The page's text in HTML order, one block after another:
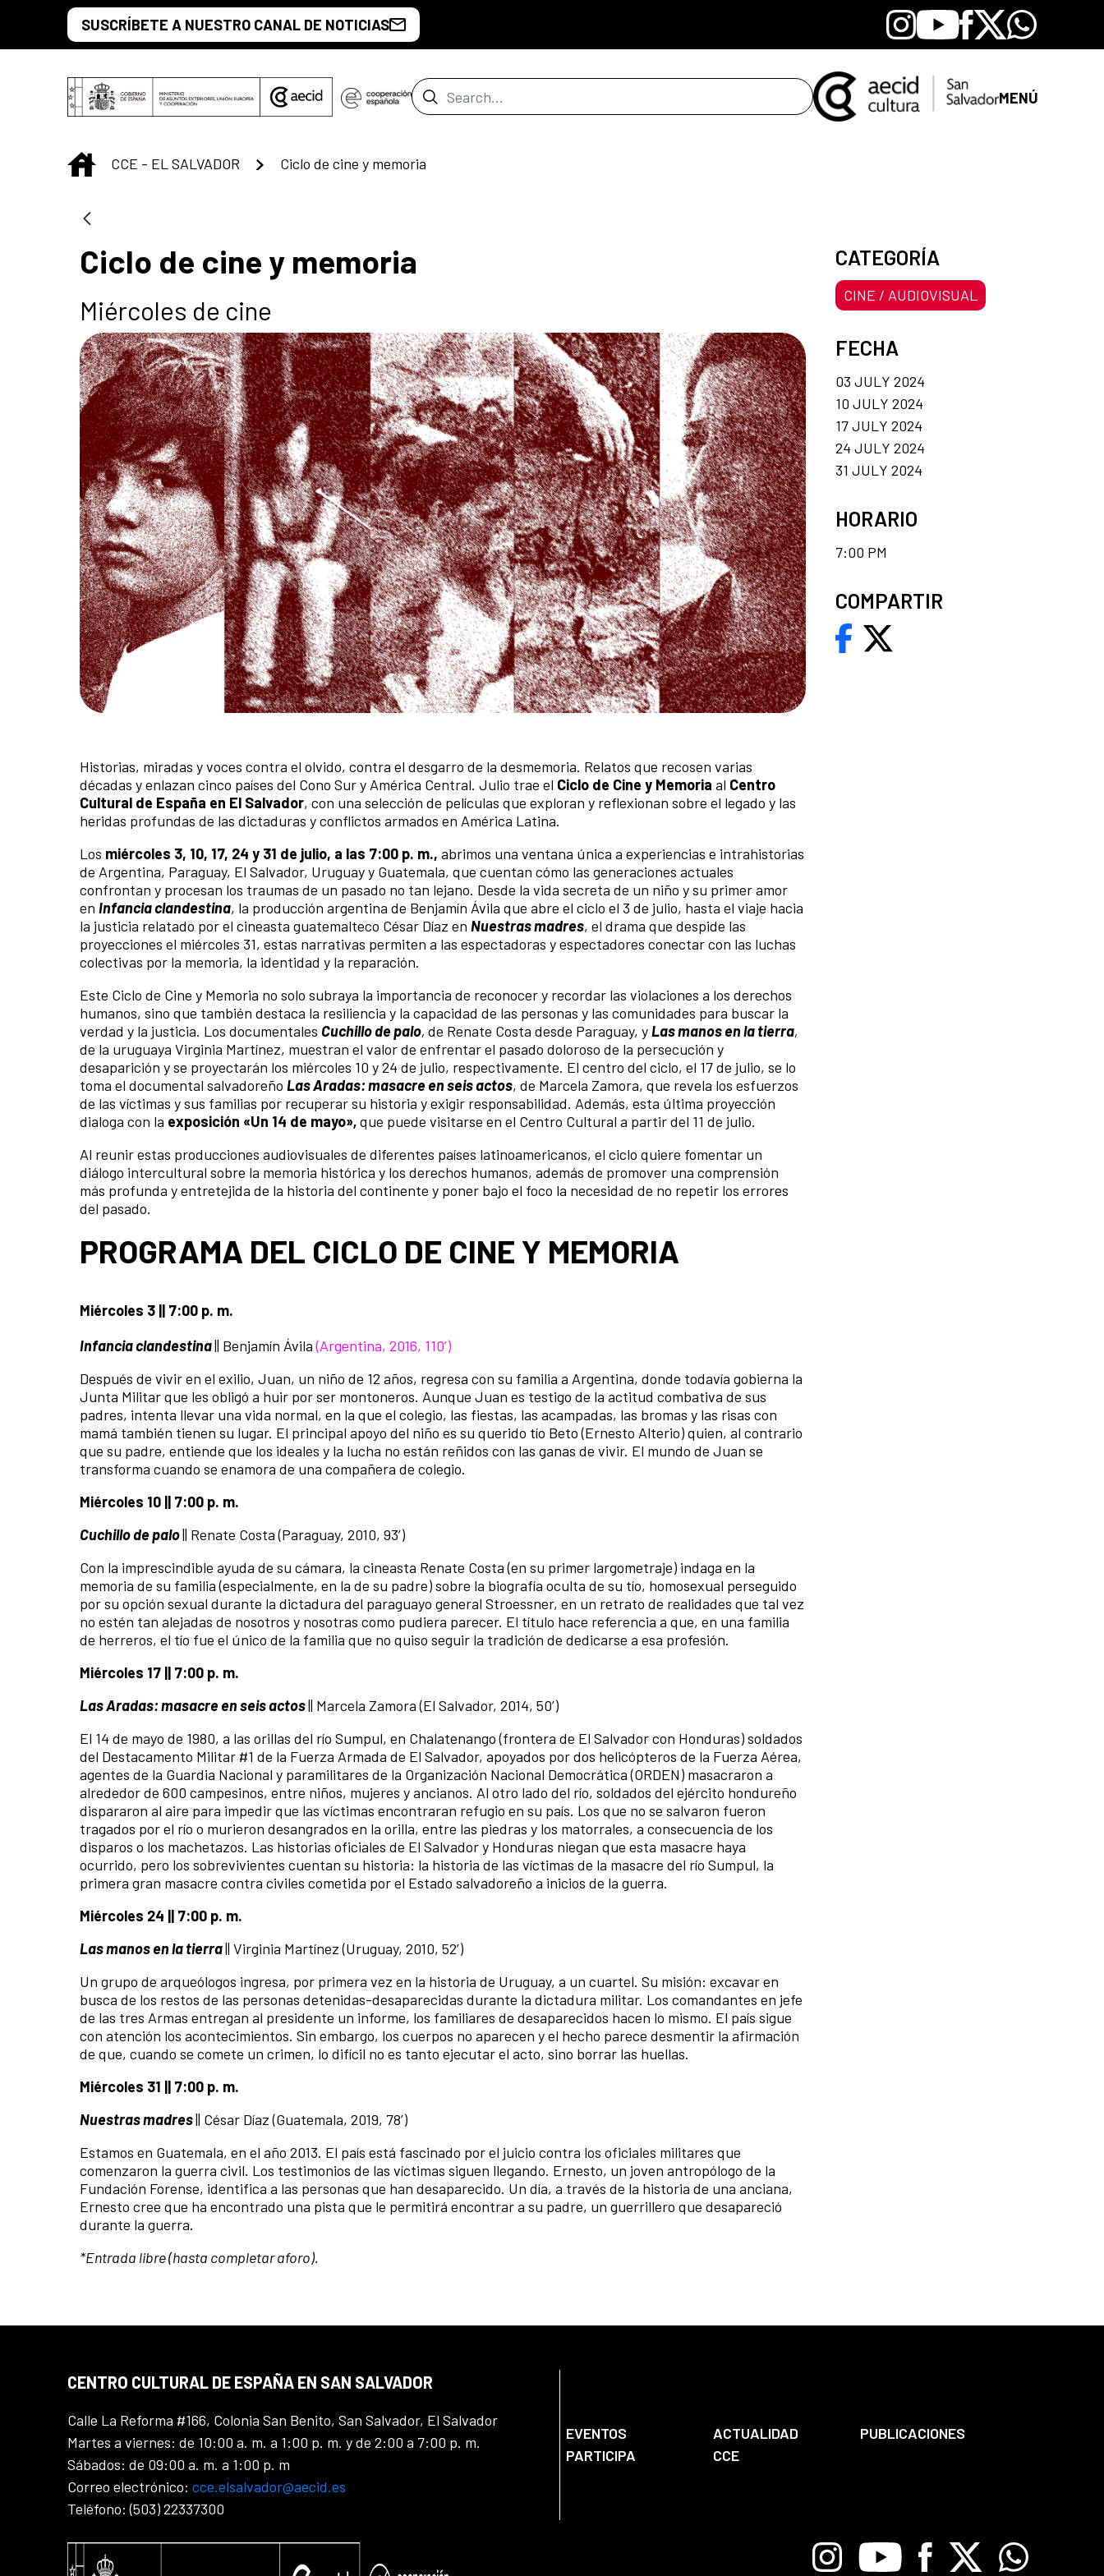
Skip to Main ContentSUSCRÍBETE A NUESTRO CANAL DE NOTICIAS Instagram
YoutubeFacebook
X Whatsapp
Search Bar MENÚ
INICIO
CCE - EL SALVADOR Ciclo de cine y memoria
Ciclo de cine y memoria
Miércoles de cine
Historias, miradas y voces contra el olvido, contra el desgarro de la desmemoria. Relatos que recosen varias
décadas y enlazan cinco países del Cono Sur y América Central. Julio trae el Ciclo de Cine y Memoria al Centro
Cultural de España en El Salvador, con una selección de películas que exploran y reflexionan sobre el legado y las
heridas profundas de las dictaduras y conflictos armados en América Latina.
Los miércoles 3, 10, 17, 24 y 31 de julio, a las 7:00 p. m., abrimos una ventana única a experiencias e intrahistorias
de Argentina, Paraguay, El Salvador, Uruguay y Guatemala, que cuentan cómo las generaciones actuales
confrontan y procesan los traumas de un pasado no tan lejano. Desde la vida secreta de un niño y su primer amor
en Infancia clandestina, la producción argentina de Benjamín Ávila que abre el ciclo el 3 de julio, hasta el viaje hacia
la justicia relatado por el cineasta guatemalteco César Díaz en Nuestras madres, el drama que despide las
proyecciones el miércoles 31, estas narrativas permiten a las espectadoras y espectadores conectar con las luchas
colectivas por la memoria, la identidad y la reparación.
Este Ciclo de Cine y Memoria no solo subraya la importancia de reconocer y recordar las violaciones a los derechos
humanos, sino que también destaca la resiliencia y la capacidad de las personas y las comunidades para buscar la
verdad y la justicia. Los documentales Cuchillo de palo, de Renate Costa desde Paraguay, yLas manos en la tierra,
de la uruguaya Virginia Martínez, muestran el valor de enfrentar el pasado doloroso de la persecución y
desaparición y se proyectarán los miércoles 10 y 24 de julio, respectivamente. El centro del ciclo, el 17 de julio, se lo
toma el documental salvadoreño Las Aradas: masacre en seis actos, de Marcela Zamora, que revela los esfuerzos
de las víctimas y sus familias por recuperar su historia y exigir responsabilidad. Además, esta última proyección
dialoga con la exposición «Un 14 de mayo»,que puede visitarse en el Centro Cultural a partir del 11 de julio.
Al reunir estas producciones audiovisuales de diferentes países latinoamericanos, el ciclo quiere fomentar un
diálogo intercultural sobre la memoria histórica y los derechos humanos, además de promover una comprensión
más profunda y entretejida de la historia del continente y poner bajo el foco la necesidad de no repetir los errores
del pasado.
PROGRAMA DEL CICLO DE CINE Y MEMORIA
Miércoles 3 || 7:00 p. m.
Infancia clandestina|| Benjamín Ávila (Argentina, 2016, 110’)
Después de vivir en el exilio, Juan, un niño de 12 años, regresa con su familia a Argentina, donde todavía gobierna la
Junta Militar que les obligó a huir por ser montoneros. Aunque Juan es testigo de la actitud combativa de sus
padres, intenta llevar una vida normal, en la que el colegio, las fiestas, las acampadas, las bromas y las risas con
mamá también tienen su lugar. El principal apoyo del niño es su querido tío Beto (Ernesto Alterio) quien, al contrario
que su padre, entiende que los ideales y la lucha no están reñidos con las ganas de vivir. El mundo de Juan se
transforma cuando se enamora de una compañera de colegio.
Miércoles 10 || 7:00 p. m.
Cuchillo de palo|| Renate Costa (Paraguay, 2010, 93’)
Con la imprescindible ayuda de su cámara, la cineasta Renate Costa (en su primer largometraje) indaga en la
memoria de su familia (especialmente, en la de su padre) sobre la biografía oculta de su tío, homosexual perseguido
por su opción sexual durante la dictadura del paraguayo general Stroessner, en un retrato de realidades que tal vez
no estén tan alejadas de nosotros y nosotras como pudiera parecer. El título hace referencia a que, en una familia
de herreros, el tío fue el único de la familia que no quiso seguir la tradición de dedicarse a esa profesión.
Miércoles 17 || 7:00 p. m.
Las Aradas: masacre en seis actos|| Marcela Zamora (El Salvador, 2014, 50’)
El 14 de mayo de 1980, a las orillas del río Sumpul, en Chalatenango (frontera de El Salvador con Honduras) soldados
del Destacamento Militar #1 de la Fuerza Armada de El Salvador, apoyados por dos helicópteros de la Fuerza Aérea,
agentes de la Guardia Nacional y paramilitares de la Organización Nacional Democrática (ORDEN) masacraron a
alrededor de 600 campesinos, entre niños, mujeres y ancianos. Al otro lado del río, soldados del ejército hondureño
dispararon al aire para impedir que las víctimas encontraran refugio en su país. Los que no se salvaron fueron
tragados por el río o murieron desangrados en la orilla, entre las piedras y los matorrales, a consecuencia de los
disparos o los machetazos. Las historias oficiales de El Salvador y Honduras niegan que esta masacre haya
ocurrido, pero los sobrevivientes cuentan su historia: la historia de las víctimas de la masacre del río Sumpul, la
primera gran masacre contra civiles cometida por el Estado salvadoreño a inicios de la guerra.
Miércoles 24 || 7:00 p. m.
Las manos en la tierra|| Virginia Martínez (Uruguay, 2010, 52’)
Un grupo de arqueólogos ingresa, por primera vez en la historia de Uruguay, a un cuartel. Su misión: excavar en
busca de los restos de las personas detenidas-desaparecidas durante la dictadura militar. Los comandantes en jefe
de las tres Armas entregan al presidente un informe, los familiares de desaparecidos hacen lo mismo. El país sigue
con atención los acontecimientos. Sin embargo, los cuerpos no aparecen y el hecho parece desmentir la afirmación
de que, cuando se comete un crimen, lo difícil no es tanto ejecutar el acto, sino borrar las huellas.
Miércoles 31 || 7:00 p. m.
Nuestras madres|| César Díaz (Guatemala, 2019, 78’)
Estamos en Guatemala, en el año 2013. El país está fascinado por el juicio contra los oficiales militares que
comenzaron la guerra civil. Los testimonios de las víctimas siguen llegando. Ernesto, un joven antropólogo de la
Fundación Forense, identifica a las personas que han desaparecido. Un día, a través de la historia de una anciana,
Ernesto cree que ha encontrado una pista que le permitirá encontrar a su padre, un guerrillero que desapareció
durante la guerra.
*Entrada libre (hasta completar aforo).
CATEGORÍA
CINE / AUDIOVISUAL
FECHA
03 JULY 2024
10 JULY 2024
17 JULY 2024
24 JULY 2024
31 JULY 2024
HORARIO
7:00 PM
COMPARTIR
CENTRO CULTURAL DE ESPAÑA EN SAN SALVADOR
Calle La Reforma #166, Colonia San Benito, San Salvador, El Salvador
Martes a viernes: de 10:00 a. m. a 1:00 p. m. y de 2:00 a 7:00 p. m.
Sábados: de 09:00 a. m. a 1:00 p. m
Correo electrónico: cce.elsalvador@aecid.es
Teléfono: (503) 22337300
EVENTOS ACTUALIDAD
PUBLICACIONES
PARTICIPA
CCE
InstagramYoutube Facebook
X Whatsapp